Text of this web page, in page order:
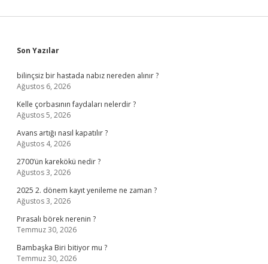
Sidebar
Son Yazılar
bilinçsiz bir hastada nabız nereden alınır ?
Ağustos 6, 2026
Kelle çorbasının faydaları nelerdir ?
Ağustos 5, 2026
Avans artığı nasıl kapatılır ?
Ağustos 4, 2026
2700’ün karekökü nedir ?
Ağustos 3, 2026
2025 2. dönem kayıt yenileme ne zaman ?
Ağustos 3, 2026
Pırasalı börek nerenin ?
Temmuz 30, 2026
Bambaşka Biri bitiyor mu ?
Temmuz 30, 2026